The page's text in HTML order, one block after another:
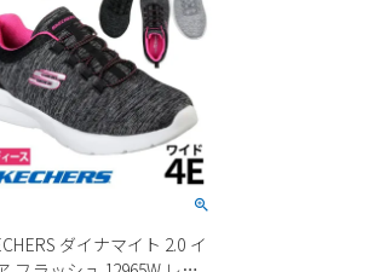
ダイナマイト 2.0 イ